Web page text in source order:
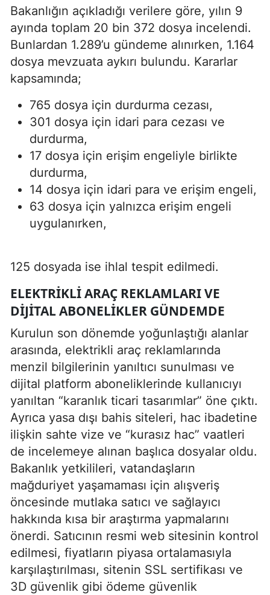
Bakanlığın açıkladığı verilere göre, yılın 9
ayında toplam 20 bin 372 dosya incelendi.
Bunlardan 1.289’u gündeme alınırken, 1.164
dosya mevzuata aykırı bulundu. Kararlar
kapsamında;
765 dosya için durdurma cezası,
301 dosya için idari para cezası ve
durdurma,
17 dosya için erişim engeliyle birlikte
durdurma,
14 dosya için idari para ve erişim engeli,
63 dosya için yalnızca erişim engeli
uygulanırken,
125 dosyada ise ihlal tespit edilmedi.
ELEKTRIKLI ARAÇ REKLAMLARI VE
DIJITAL ABONELIKLER GÜNDEMDE
Kurulun son dönemde yoğunlaştığı alanlar
arasında, elektrikli araç reklamlarında
menzil bilgilerinin yanıltıcı sunulması ve
dijital platform aboneliklerinde kullanıcıyı
yanıltan “karanlık ticari tasarımlar” öne çıktı.
Ayrıca yasa dışı bahis siteleri, hac ibadetine
ilişkin sahte vize ve “kurasız hac” vaatleri
de incelemeye alınan başlıca dosyalar oldu.
Bakanlık yetkilileri, vatandaşların
mağduriyet yaşamaması için alışveriş
öncesinde mutlaka satıcı ve sağlayıcı
hakkında kısa bir araştırma yapmalarını
önerdi. Satıcının resmi web sitesinin kontrol
edilmesi, fiyatların piyasa ortalamasıyla
karşılaştırılması, sitenin SSL sertifikası ve
3D güvenlik gibi ödeme güvenlik